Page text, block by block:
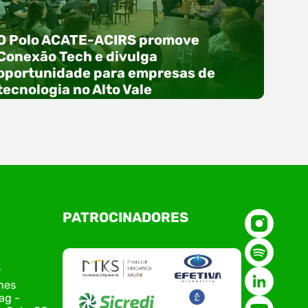
Polo ACATE-ACIRS promove
Tech e divulga
para empresas de
no Alto Vale
O Polo ACATE-ACIRS, por meio do NIAVI – Núcleo
de Tecnologia da Informação do Alto Vale do
Conexão Tech NIAVI, reunindo empresas de
tecnologia da região para uma noite de
conteúdo estratégico e
de novas iniciativas para o setor.
encontro aconteceu em Rio…
-
PATROCINADORES